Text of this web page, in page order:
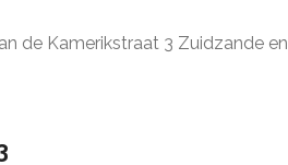
de Kamerikstraat 3 Zuidzande en